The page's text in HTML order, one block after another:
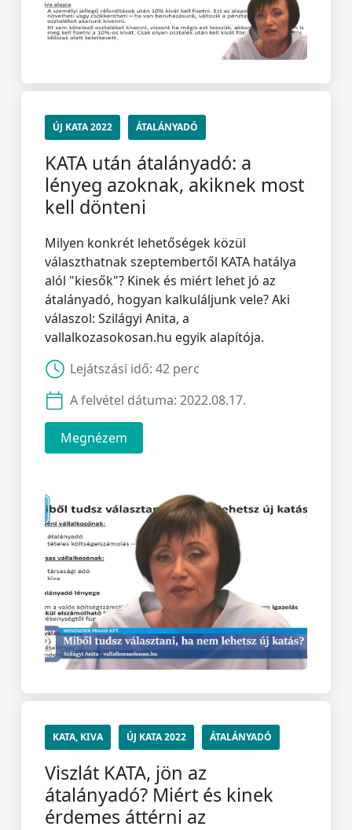
ÚJ KATA 2022 ÁTALÁNYADÓ
KATA után átalányadó: a
lényeg azoknak, akiknek most
kell dönteni
Milyen konkrét lehetőségek közül
választhatnak szeptembertől KATA hatálya
alól "kiesők"? Kinek és miért lehet jó az
átalányadó, hogyan kalkuláljunk vele? Aki
válaszol: Szilágyi Anita, a
vallalkozasokosan.hu egyik alapítója.
Lejátszási idő: 42 perc
A felvétel dátuma: 2022.08.17.
Megnézem
KATA, KIVA ÚJ KATA 2022 ÁTALÁNYADÓ
Viszlát KATA, jön az
átalányadó? Miért és kinek
érdemes áttérni az